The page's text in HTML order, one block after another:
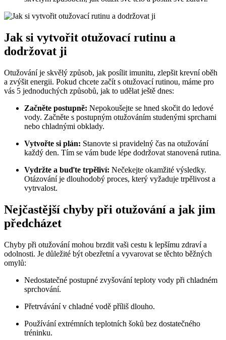
Jak si vytvořit otužovací rutinu a
dodržovat ji
Otužování je skvělý způsob, jak posílit imunitu, zlepšit krevní oběh
a zvýšit energii. Pokud chcete začít s otužovací rutinou, máme pro
vás 5 jednoduchých způsobů, jak to udělat ještě dnes:
Začněte postupně: Nepokoušejte se hned skočit do ledové
vody. Začněte s postupným otužováním studenými sprchami
nebo chladnými obklady.
Vytvořte si plán: Stanovte si pravidelný čas na otužování
každý den. Tím se vám bude lépe dodržovat stanovená rutina.
Vydržte a buďte trpěliví: Nečekejte okamžité výsledky.
Otázování je dlouhodobý proces, který vyžaduje trpělivost a
vytrvalost.
Nejčastější chyby při otužování a jak jim
předcházet
Chyby při otužování mohou brzdit vaši cestu k lepšímu zdraví a
odolnosti. Je důležité být obezřetní a vyvarovat se těchto běžných
omylů:
Nedostatečné postupné zvyšování teploty vody při chladném
sprchování.
Přetrvávání v chladné vodě příliš dlouho.
Používání extrémních teplotních šoků bez dostatečného
tréninku.